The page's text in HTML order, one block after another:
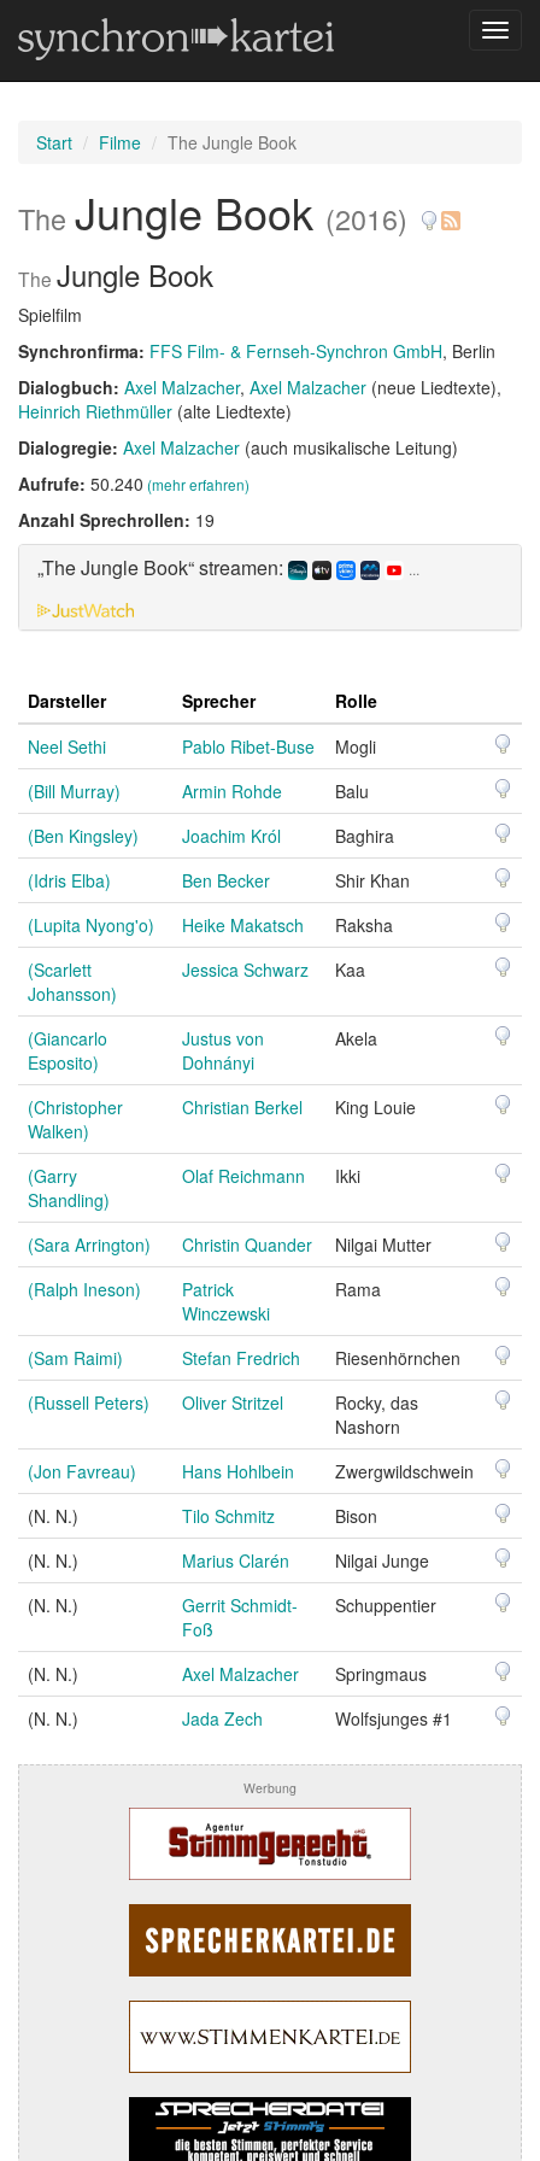
Start Filme The Jungle Book
The Jungle Book (2016)
The Jungle Book
Spielfilm
Synchronfirma: FFS Film- & Fernseh-Synchron GmbH, Berlin
Dialogbuch: Axel Malzacher Axel Malzacher (neue Liedtexte)
Heinrich Riethmüller (alte Liedtexte)
Dialogregie: Axel Malzacher (auch musikalische Leitung)
Aufrufe: 50.240 (mehr erfahren)
Anzahl Sprechrollen: 19
„The Jungle Book“ streamen: ...
Darsteller Sprecher
Rolle
Neel Sethi
Pablo Ribet-Buse
Mogli
(Bill Murray)
Armin Rohde
Balu
(Ben Kingsley)
Joachim Król
Baghira
(Idris Elba)
Ben Becker
Shir Khan
(Lupita Nyong'o)
Heike Makatsch
Raksha
(Scarlett
Johansson)
Jessica Schwarz Kaa
(Giancarlo
Esposito)
Justus von
Dohnányi
Akela
(Christopher
Walken)
Christian Berkel King Louie
(Garry
Shandling)
Olaf Reichmann Ikki
(Sara Arrington) Christin Quander
Nilgai Mutter
(Ralph Ineson)
Patrick
Winczewski
Rama
(Sam Raimi) Stefan Fredrich
Riesenhörnchen
(Russell Peters)
Oliver Stritzel
Rocky, das
Nashorn
(Jon Favreau)
Hans Hohlbein
Zwergwildschwein
(N. N.)
Tilo Schmitz
Bison
(N. N.)
Marius Clarén
Nilgai Junge
(N. N.)
Gerrit Schmidt-
Foß
Schuppentier
(N. N.) Axel Malzacher
Springmaus
(N. N.)
Jada Zech Wolfsjunges #1
Werbung